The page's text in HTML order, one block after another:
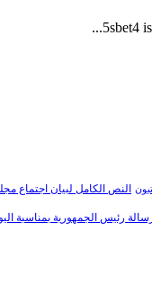
5sbet4
النص الكامل لبيان اجتماع
رئيس الجمهورية بمناسبة